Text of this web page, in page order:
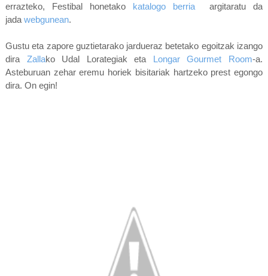
errazteko, Festibal honetako katalogo berria
argitaratu da
jada webgunean.
Gustu eta zapore guztietarako jardueraz betetako egoitzak izango
dira Zallako Udal Lorategiak eta Longar Gourmet Room-a.
Asteburuan zehar eremu horiek bisitariak hartzeko prest egongo
dira. On egin!